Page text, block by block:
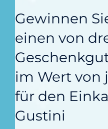
Gewinnen
einen von
im Wert von
für den
Gustini